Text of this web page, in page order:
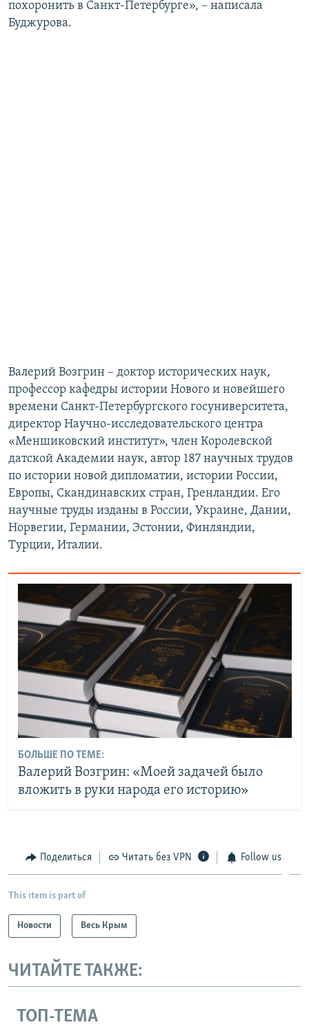
похоронить в Санкт-Петербурге», – написала
Буджурова.
Валерий Возгрин – доктор исторических наук,
профессор кафедры истории Нового и новейшего
времени Санкт-Петербургского госуниверситета,
директор Научно-исследовательского центра
«Меншиковский институт», член Королевской
датской Академии наук, автор 187 научных трудов
по истории новой дипломатии, истории России,
Европы, Скандинавских стран, Гренландии. Его
научные труды изданы в России, Украине, Дании,
Норвегии, Германии, Эстонии, Финляндии,
Турции, Италии.
БОЛЬШЕ ПО ТЕМЕ:
Валерий Возгрин: «Моей задачей было
вложить в руки народа его историю»
Поделиться Читать без VPN Follow us
This item is part of
Новости Весь Крым
ЧИТАЙТЕ ТАКЖЕ:
ТОП-ТЕМА